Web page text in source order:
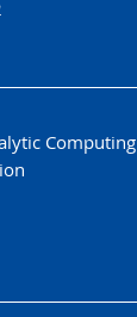
Computing